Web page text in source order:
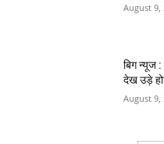
August 9,
बिग न्यूज
देख उड़े
August 9,